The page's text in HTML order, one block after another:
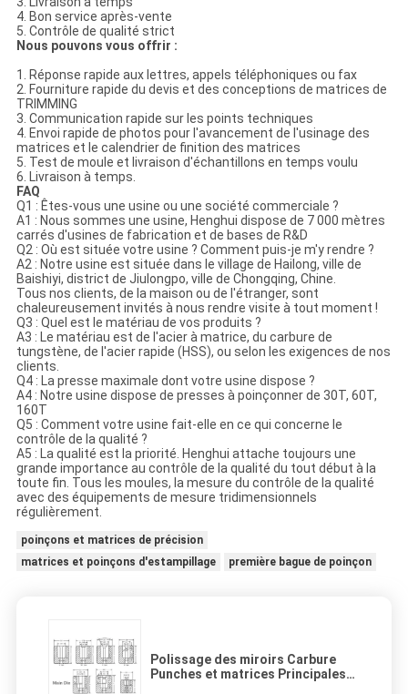
4. Bon service après-vente
5. Contrôle de qualité strict
Nous pouvons vous offrir :
1. Réponse rapide aux lettres, appels téléphoniques ou fax
2. Fourniture rapide du devis et des conceptions de matrices de
TRIMMING
3. Communication rapide sur les points techniques
4. Envoi rapide de photos pour l'avancement de l'usinage des
matrices et le calendrier de finition des matrices
5. Test de moule et livraison d'échantillons en temps voulu
6. Livraison à temps.
FAQ
Q1 : Êtes-vous une usine ou une société commerciale ?
A1 : Nous sommes une usine, Henghui dispose de 7 000 mètres
carrés d'usines de fabrication et de bases de R&D
Q2 : Où est située votre usine ? Comment puis-je m'y rendre ?
A2 : Notre usine est située dans le village de Hailong, ville de
Baishiyi, district de Jiulongpo, ville de Chongqing, Chine.
Tous nos clients, de la maison ou de l'étranger, sont
chaleureusement invités à nous rendre visite à tout moment !
Q3 : Quel est le matériau de vos produits ?
A3 : Le matériau est de l'acier à matrice, du carbure de
tungstène, de l'acier rapide (HSS), ou selon les exigences de nos
clients.
Q4 : La presse maximale dont votre usine dispose ?
A4 : Notre usine dispose de presses à poinçonner de 30T, 60T,
160T
Q5 : Comment votre usine fait-elle en ce qui concerne le
contrôle de la qualité ?
A5 : La qualité est la priorité. Henghui attache toujours une
grande importance au contrôle de la qualité du tout début à la
toute fin. Tous les moules, la mesure du contrôle de la qualité
avec des équipements de mesure tridimensionnels
régulièrement.
poinçons et matrices de précision
matrices et poinçons d'estampillage
première bague de poinçon
Polissage des miroirs Carbure
Punches et matrices Principales